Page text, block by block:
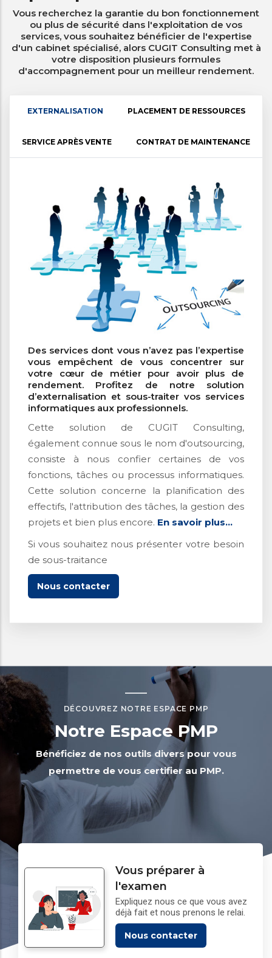
Vous recherchez la garantie du bon fonctionnement
ou plus de sécurité dans l'exploitation de vos
services, vous souhaitez bénéficier de l'expertise
d'un cabinet spécialisé, alors CUGIT Consulting met à
votre disposition plusieurs formules
d'accompagnement pour un meilleur rendement.
EXTERNALISATION PLACEMENT DE RESSOURCES
SERVICE APRÈS VENTE CONTRAT DE MAINTENANCE
Des services dont vous n’avez pas l’expertise
vous empêchent de vous concentrer sur
votre cœur de métier pour avoir plus de
rendement. Profitez de notre solution
d’externalisation et sous-traiter vos services
informatiques aux professionnels.
Cette solution de CUGIT Consulting,
également connue sous le nom d'outsourcing,
consiste à nous confier certaines de vos
fonctions, tâches ou processus informatiques.
Cette solution concerne la planification des
effectifs, l'attribution des tâches, la gestion des
projets et bien plus encore. En savoir plus...
Si vous souhaitez nous présenter votre besoin
de sous-traitance
Nous contacter
DÉCOUVREZ NOTRE ESPACE PMP
Notre Espace PMP
Bénéficiez de nos outils divers pour vous
permettre de vous certifier au PMP.
Vous préparer à
l'examen
Expliquez nous ce que vous avez
déjà fait et nous prenons le relai.
Nous contacter